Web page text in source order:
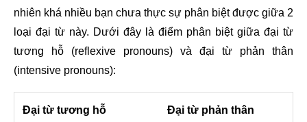
nhiên khá nhiều bạn chưa thực sự phân biệt được giữa 2
loại đại từ này. Dưới đây là điểm phân biệt giữa đại từ
tương hỗ (reflexive pronouns) và đại từ phản thân
(intensive pronouns):
Đại từ tương hỗ
Đại từ phản thân